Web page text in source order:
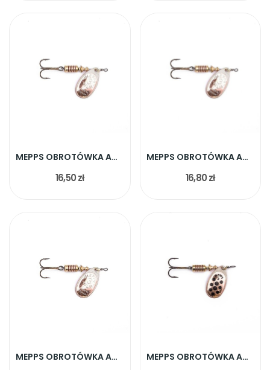
MEPPS OBROTÓWKA AGLIA MIEDZIANA ROZ.2 4,5g
16,50 zł
MEPPS OBROTÓWKA AGLIA MIEDZIANA ROZ.3 6,5g
16,80 zł
MEPPS OBROTÓWKA AGLIA MIEDZIANA ROZ.4 9g MEPPS OBROTÓWKA AGLIA MIEDŹ CZARNE KROPKI NR.2